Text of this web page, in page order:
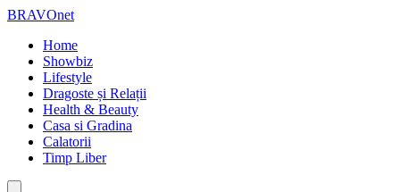
BRAVOnet
Home
Showbiz
Lifestyle
Dragoste și Relații
Health & Beauty
Casa si Gradina
Calatorii
Timp Liber